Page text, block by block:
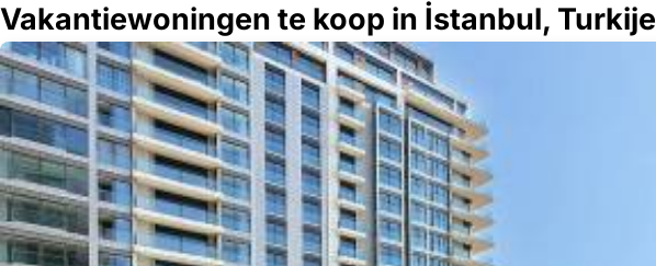
Vakantiewoningen te koop in İstanbul, Turkije